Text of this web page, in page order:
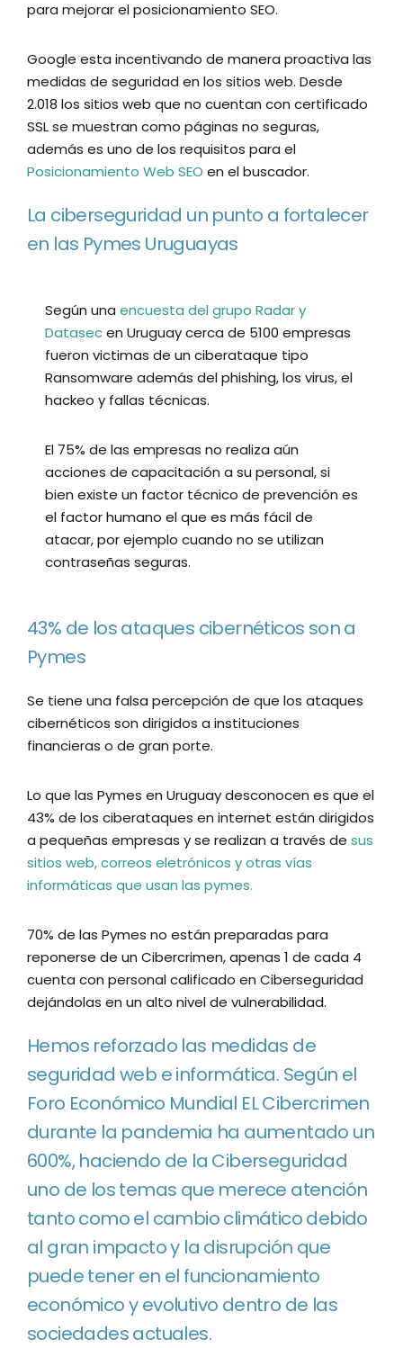
para mejorar el posicionamiento SEO.
Google esta incentivando de manera proactiva las
medidas de seguridad en los sitios web. Desde
2.018 los sitios web que no cuentan con certificado
SSL se muestran como páginas no seguras,
además es uno de los requisitos para el
Posicionamiento Web SEO en el buscador.
La ciberseguridad un punto a fortalecer
en las Pymes Uruguayas
Según una encuesta del grupo Radar y
Datasecen Uruguay cerca de 5100 empresas
fueron victimas de un ciberataque tipo
Ransomware además del phishing, los virus, el
hackeo y fallas técnicas.
El 75% de las empresas no realiza aún
acciones de capacitación a su personal, si
bien existe un factor técnico de prevención es
el factor humano el que es más fácil de
atacar, por ejemplo cuando no se utilizan
contraseñas seguras.
43% de los ataques cibernéticos son a
Pymes
Se tiene una falsa percepción de que los ataques
cibernéticos son dirigidos a instituciones
financieras o de gran porte.
Lo que las Pymes en Uruguay desconocen es que el
43% de los ciberataques en internet están dirigidos
a pequeñas empresas y se realizan a través de sus
sitios web, correos eletrónicos y otras vías
informáticas que usan las pymes.
70% de las Pymes no están preparadas para
reponerse de un Cibercrimen, apenas 1 de cada 4
cuenta con personal calificado en Ciberseguridad
dejándolas en un alto nivel de vulnerabilidad.
Hemos reforzado las medidas de
seguridad web e informática. Según el
Foro Económico Mundial EL Cibercrimen
durante la pandemia ha aumentado un
600%, haciendo de la Ciberseguridad
uno de los temas que merece atención
tanto como el cambio climático debido
al gran impacto y la disrupción que
puede tener en el funcionamiento
económico y evolutivo dentro de las
sociedades actuales.